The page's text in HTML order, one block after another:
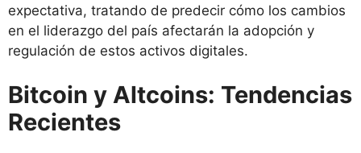
expectativa, tratando de predecir cómo los cambios
en el liderazgo del país afectarán la adopción y
regulación de estos activos digitales.
Bitcoin y Altcoins: Tendencias
Recientes